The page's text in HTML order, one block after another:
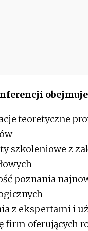
teoretyczne
szkoleniowe z
poznania
z ekspertami i
firm oferujących